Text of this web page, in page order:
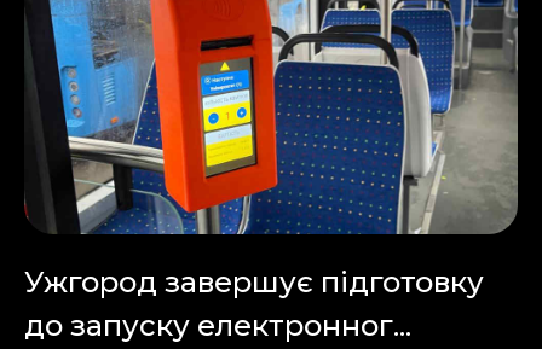
Ужгород завершує підготовку
до запуску електронног...